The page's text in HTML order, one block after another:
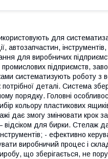
для
автозапчастин,
для виробничих
промислових підприємств,
систематизують роботу з
деталі. Система
порядку. Головні
кольору пластикових
дає змогу змінювати крок
відсіком для бирки. Стелаж
- ефективно
виробничий процес і
що зберігається, не